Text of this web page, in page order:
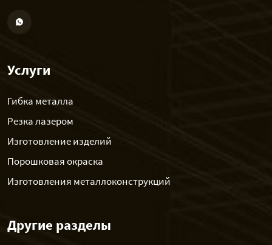
Услуги
Гибка металла
Резка лазером
Изготовление изделий
Порошковая окраска
Изготовления металлоконструкций
Другие разделы